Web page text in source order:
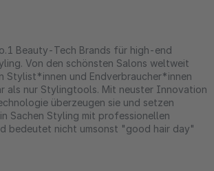
Beauty-Tech Brands für high-end
Von den schönsten Salons weltweit
Stylist*innen und Endverbraucher*innen
als nur Stylingtools. Mit neuster Innovation
überzeugen sie und setzen
Sachen Styling mit professionellen
bedeutet nicht umsonst "good hair day"